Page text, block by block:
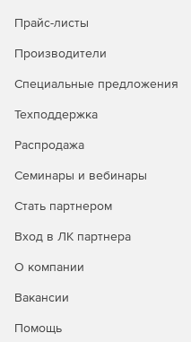
Прайс-листы
Производители
Специальные предложения
Техподдержка
Распродажа
Семинары и вебинары
Стать партнером
Вход в ЛК партнера
О компании
Вакансии
Помощь